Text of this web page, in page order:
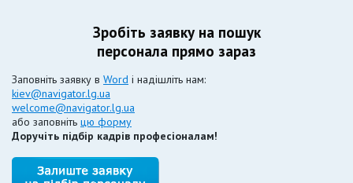
Зробіть заявку на пошук
персонала прямо зараз
Заповніть заявку в Word і надішліть нам:
kiev@navigator.lg.ua
welcome@navigator.lg.ua
або заповніть цю форму
Доручіть підбір кадрів професіоналам!